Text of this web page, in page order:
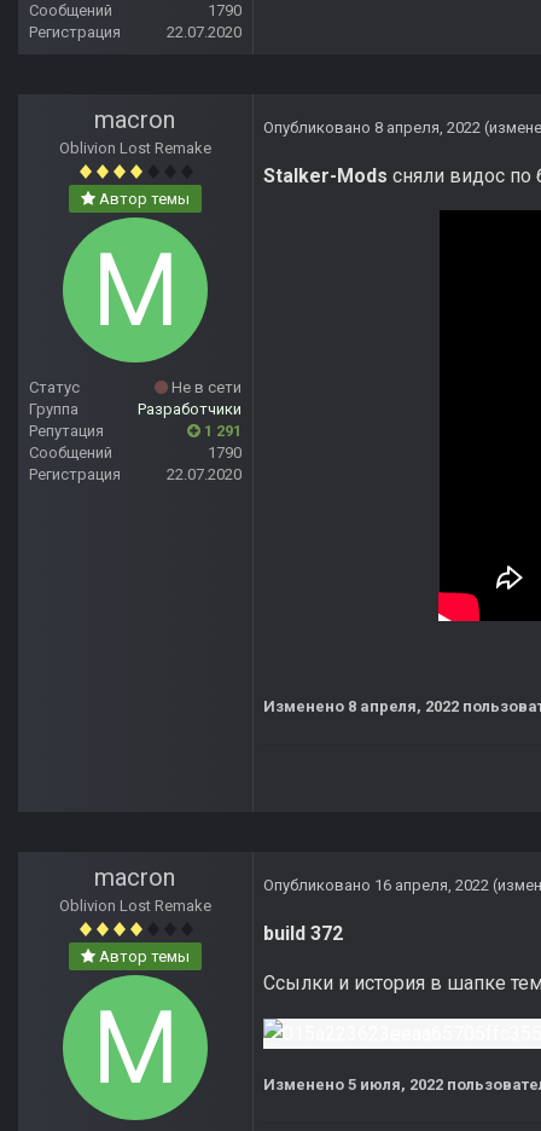
Сообщений
1790
Регистрация
22.07.2020
macron
Oblivion Lost Remake
Автор темы
Статус
Не в сети
Группа
Разработчики
Репутация
1 291
Сообщений
1790
Регистрация
22.07.2020
Опубликовано 8 апреля, 2022
Stalker-Mods сняли видос по
Изменено 8 апреля, 2022
macron
Oblivion Lost Remake
Автор темы
Опубликовано 16 апреля, 2022
build 372
Ссылки и история в шапке
Изменено 5 июля, 2022